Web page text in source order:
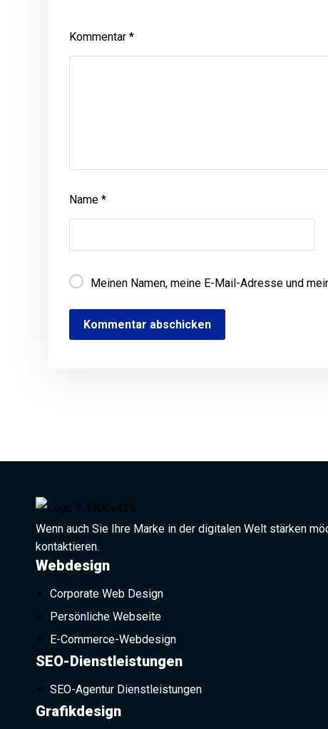
Kommentar*
Name*
Meinen Namen, meine E-Mail-Adresse und
Wenn auch Sie Ihre Marke in der digitalen Welt stärken
kontaktieren.
Webdesign
Corporate Web Design
Persönliche Webseite
E-Commerce-Webdesign
SEO-Dienstleistungen
SEO-Agentur Dienstleistungen
Grafikdesign